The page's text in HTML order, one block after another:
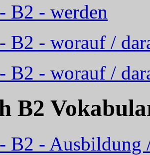
B2 - werden
B2 - worauf /
B2 - worauf /
B2
B2 - Ausbildung